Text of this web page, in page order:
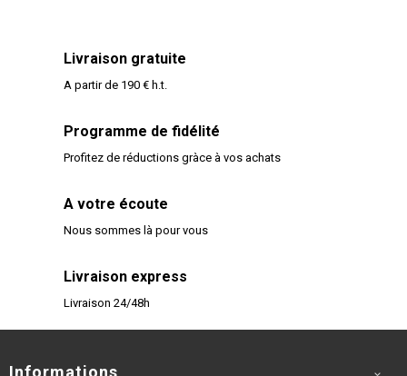
Livraison gratuite
A partir de 190 € h.t.
Programme de fidélité
Profitez de réductions gràce à vos achats
A votre écoute
Nous sommes là pour vous
Livraison express
Livraison 24/48h
Informations